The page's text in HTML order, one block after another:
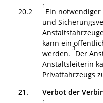
20.2
1
Ein
und
kann ein
werden.
3
Der
Anstaltsleiterin
Privatfahrzeugs
21.
Verbot der